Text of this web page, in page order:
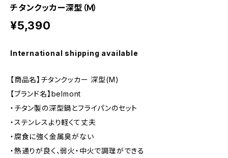
チタンクッカー深型（Ｍ）
¥5,390
International shipping available
【商品名】チタンクッカー 深型(M)
【ブランド名】belmont
・チタン製の深型鍋とフライパンのセット
・ステンレスより軽くて丈夫
・腐食に強く金属臭がない
・熱通りが良く、弱火・中火で調理ができる